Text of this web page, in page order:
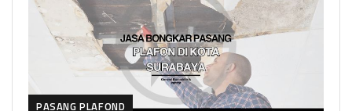
PASANG PLAFOND